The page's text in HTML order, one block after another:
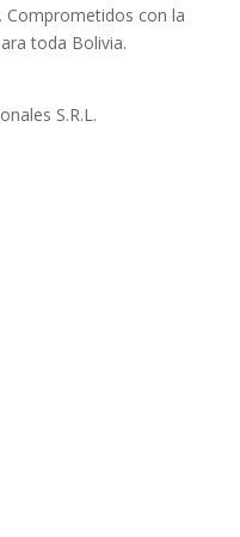
Comprometidos con la
toda Bolivia.
S.R.L.